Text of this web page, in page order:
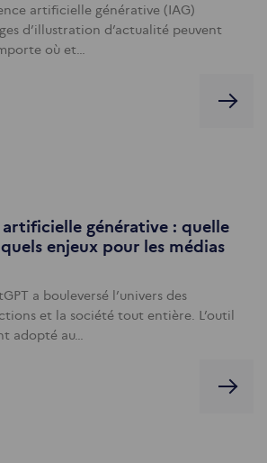
artificielle générative (IAG)
d’illustration d’actualité peuvent
où et…
artificielle générative : quelle
enjeux pour les médias
a bouleversé l’univers des
et la société tout entière. L’outil
adopté au…